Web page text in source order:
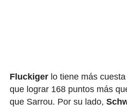
Fluckigerlo tiene más
que lograr 168 puntos más
que Sarrou. Por su lado,